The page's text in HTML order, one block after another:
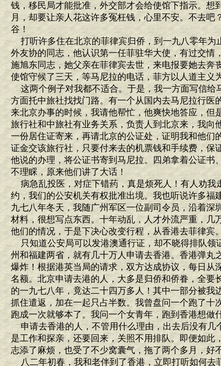
钱，移民局才能批准，外交部才会给使馆下指示。想
月，却要让亲人花这许多冤枉钱，心里不安。不去吧
谷！
打听许多住在北京的菲律宾归侨，到一九八零年为
外友协的同志，他认识第一任菲驻华大使，有过交情
施旭东同志，她父亲在菲律宾去世，来电报要她去奔
使馆守候了三天，等马尼拉的电话，菲方以人道主义
这两个例子对我都不适合。于是，我一方面写信给
方面托中旅社找找门路。有一个从国内去马尼拉行医
来北京办事的时候，我请他帮忙，他爽快地答应，但
旅行社和中旅社有业务关系，负责人到北京来，我向
一份居住证寄来，再请北京的公证处，证明我和他们
证金交该旅行社，只要付来去的机票钱和手续费，保
他说的办理，将公证书寄到马尼拉。四弟拿着公证书
不理睬，原来他们讲了大话！
病急乱投医，对症下错药，真是烦死人！有人劝我
约，我们的公安机关有权批准出境。我也听说许多福
九七八年冬天，我随广州军区一位副司令员，沿着深
材料，很想写点东西。十年动乱，人才外流严重，几
他们的情况，于是下决心改变行程，从香港去菲律宾
只知道公安局可以发港澳通行证，却不晓得排队领
州和福建两省，就有几十万人申请去香港。香港弹丸
爆炸！根据港英当局的请求，双方达成协议，每日从
名额。北京申请去港的人，大多是归侨和侨眷，全要
的一九七八年，竟达二十四万多人！其中一部分被我
抓住遣返，加在一起只占半数。我曾盘问一个跑了十
跑成一次就够本了。我问一个女青年，跑到香港想做
申请去香港的人，不管用什么理由，出去后没有几
是工作和探亲，还要回来，关照不用排队。即便如此
志添了麻烦，也受了不少窝囊气，拖了两个多月，好
八二年初春，我和老伴到了香港，立即打听如何去